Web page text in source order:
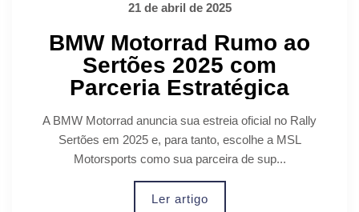
21 de abril de 2025
BMW Motorrad Rumo ao
Sertões 2025 com
Parceria Estratégica
A BMW Motorrad anuncia sua estreia oficial no Rally
Sertões em 2025 e, para tanto, escolhe a MSL
Motorsports como sua parceira de sup...
Ler artigo